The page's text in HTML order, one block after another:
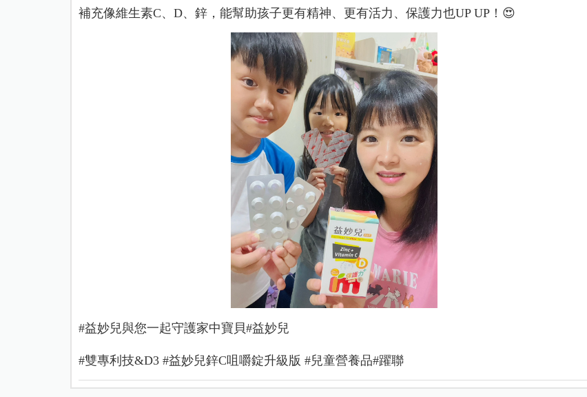
補充像維生素C、D、鋅，能幫助孩子更有精神、更有活力、保護力也UP UP！😍
#益妙兒與您一起守護家中寶貝️#益妙兒
#雙專利技&D3 #益妙兒鋅C咀嚼錠升級版 #兒童營養品#躍聯